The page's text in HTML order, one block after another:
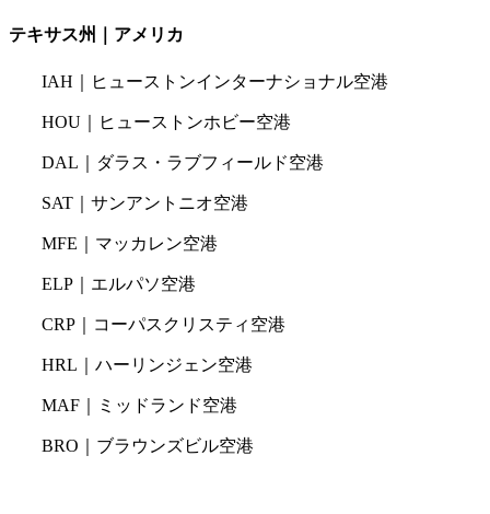
テキサス州｜アメリカ
IAH｜ヒューストンインターナショナル空港
HOU｜ヒューストンホビー空港
DAL｜ダラス・ラブフィールド空港
SAT｜サンアントニオ空港
MFE｜マッカレン空港
ELP｜エルパソ空港
CRP｜コーパスクリスティ空港
HRL｜ハーリンジェン空港
MAF｜ミッドランド空港
BRO｜ブラウンズビル空港